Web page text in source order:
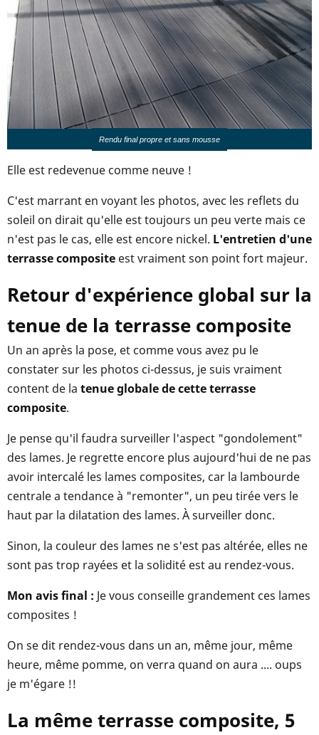
Rendu final propre et sans mousse
Elle est redevenue comme neuve !
C'est marrant en voyant les photos, avec les reflets du
soleil on dirait qu'elle est toujours un peu verte mais ce
n'est pas le cas, elle est encore nickel. L'entretien d'une
terrasse composite est vraiment son point fort majeur.
Retour d'expérience global sur la
tenue de la terrasse composite
Un an après la pose, et comme vous avez pu le
constater sur les photos ci-dessus, je suis vraiment
content de la tenue globale de cette terrasse
composite.
Je pense qu'il faudra surveiller l'aspect "gondolement"
des lames. Je regrette encore plus aujourd'hui de ne pas
avoir intercalé les lames composites, car la lambourde
centrale a tendance à "remonter", un peu tirée vers le
haut par la dilatation des lames. À surveiller donc.
Sinon, la couleur des lames ne s'est pas altérée, elles ne
sont pas trop rayées et la solidité est au rendez-vous.
Mon avis final : Je vous conseille grandement ces lames
composites !
On se dit rendez-vous dans un an, même jour, même
heure, même pomme, on verra quand on aura .... oups
je m'égare !!
La même terrasse composite, 5